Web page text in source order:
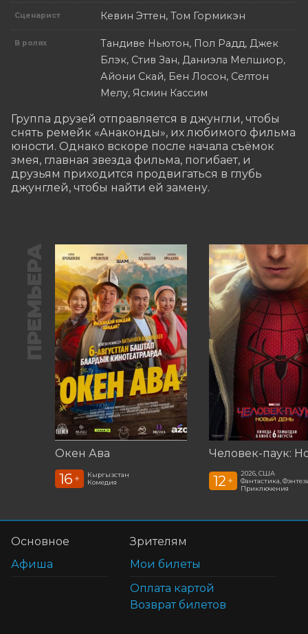
Сценарист Кевин Эттен, Том Гормикэн
В ролях
Тандиве Ньютон, Пол Радд, Джек
Блэк, Стив Зан, Даниэла Мелшиор,
Айони Скай, Бен Лосон, Селтон
Мелу, Ясмин Кассим
Группа друзей отправляется в джунгли, чтобы
снять ремейк «Анаконды», их любимого фильма
юности. Однако вскоре после начала съёмок
змея, главная звезда фильма, погибает, и
друзьям приходится продвигаться в глубь
джунглей, чтобы найти ей замену.
ПРЕМЬЕРА
Окен Ава
16 +
Кыргызстан
Комедия
12 +
2026, США
Фантастика,
Приключения
Основное
Афиша
Зрителям
Мои билеты
Оплата картой
Возврат билетов